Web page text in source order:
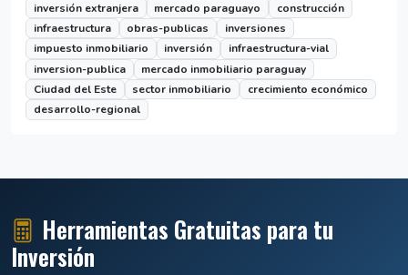
inversión extranjera
mercado paraguayo
construcción
infraestructura
obras-publicas
inversiones
impuesto inmobiliario
inversión
infraestructura-vial
inversion-publica
mercado inmobiliario paraguay
Ciudad del Este
sector inmobiliario
crecimiento económico
desarrollo-regional
Herramientas Gratuitas para tu
Inversión